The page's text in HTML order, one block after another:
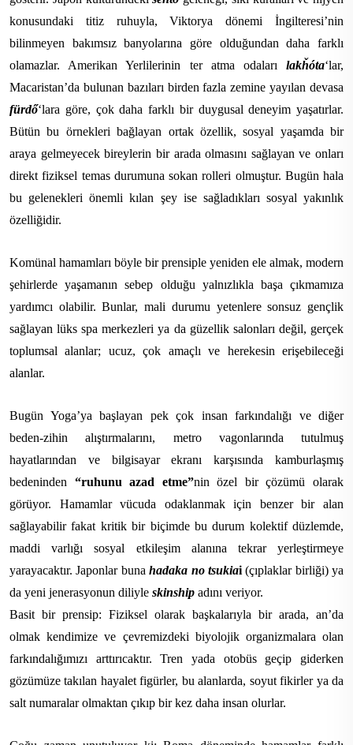
konusundaki titiz ruhuyla, Viktorya dönemi İngilteresi’nin
bilinmeyen bakımsız banyolarına göre olduğundan daha farklı
olamazlar. Amerikan Yerlilerinin ter atma odaları lakȟóta‘lar,
Macaristan’da bulunan bazıları birden fazla zemine yayılan devasa
fürdő‘lara göre, çok daha farklı bir duygusal deneyim yaşatırlar.
Bütün bu örnekleri bağlayan ortak özellik, sosyal yaşamda bir
araya gelmeyecek bireylerin bir arada olmasını sağlayan ve onları
direkt fiziksel temas durumuna sokan rolleri olmuştur. Bugün hala
bu gelenekleri önemli kılan şey ise sağladıkları sosyal yakınlık
özelliğidir.
Komünal hamamları böyle bir prensiple yeniden ele almak, modern
şehirlerde yaşamanın sebep olduğu yalnızlıkla başa çıkmamıza
yardımcı olabilir. Bunlar, mali durumu yetenlere sonsuz gençlik
sağlayan lüks spa merkezleri ya da güzellik salonları değil, gerçek
toplumsal alanlar; ucuz, çok amaçlı ve herekesin erişebileceği
alanlar.
Bugün Yoga’ya başlayan pek çok insan farkındalığı ve diğer
beden-zihin alıştırmalarını, metro vagonlarında tutulmuş
hayatlarından ve bilgisayar ekranı karşısında kamburlaşmış
bedeninden “ruhunu azad etme”nin özel bir çözümü olarak
görüyor. Hamamlar vücuda odaklanmak için benzer bir alan
sağlayabilir fakat kritik bir biçimde bu durum kolektif düzlemde,
maddi varlığı sosyal etkileşim alanına tekrar yerleştirmeye
yarayacaktır. Japonlar buna hadaka no tsukiai(çıplaklar birliği) ya
da yeni jenerasyonun diliyle skinship adını veriyor.
Basit bir prensip: Fiziksel olarak başkalarıyla bir arada, an’da
olmak kendimize ve çevremizdeki biyolojik organizmalara olan
farkındalığımızı arttırıcaktır. Tren yada otobüs geçip giderken
gözümüze takılan hayalet figürler, bu alanlarda, soyut fikirler ya da
salt numaralar olmaktan çıkıp bir kez daha insan olurlar.